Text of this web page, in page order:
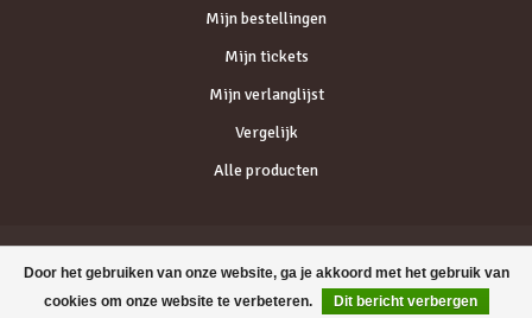
Door het gebruiken van onze website, ga je akkoord met het gebruik van
cookies om onze website te verbeteren.
Dit bericht verbergen
Mijn bestellingen
Mijn tickets
Mijn verlanglijst
Vergelijk
Alle producten
© Copyright 2026 - Stairscompany